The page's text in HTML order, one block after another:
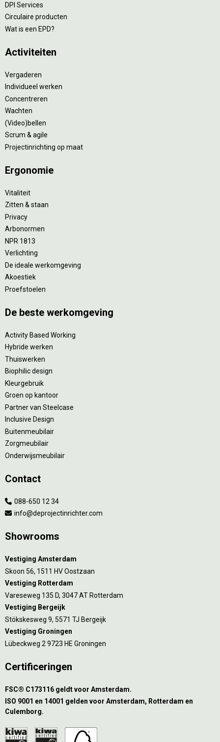
DPI Services
Circulaire producten
Wat is een EPD?
Activiteiten
Vergaderen
Individueel werken
Concentreren
Wachten
(Video)bellen
Scrum & agile
Projectinrichting op maat
Ergonomie
Vitaliteit
Zitten & staan
Privacy
Arbonormen
NPR 1813
Verlichting
De ideale werkomgeving
Akoestiek
Proefstoelen
De beste werkomgeving
Activity Based Working
Hybride werken
Thuiswerken
Biophilic design
Kleurgebruik
Groen op kantoor
Partner van Steelcase
Inclusive Design
Buitenmeubilair
Zorgmeubilair
Onderwijsmeubilair
Contact
088-650 12 34
info@deprojectinrichter.com
Showrooms
Vestiging Amsterdam
Skoon 56, 1511 HV Oostzaan
Vestiging Rotterdam
Vareseweg 135 D, 3047 AT Rotterdam
Vestiging Bergeijk
Stökskesweg 9, 5571 TJ Bergeijk
Vestiging Groningen
Lübeckweg 2 9723 HE Groningen
Certificeringen
FSC® C173116 geldt voor Amsterdam.
ISO 9001 en 14001 gelden voor Amsterdam, Rotterdam en
Culemborg.